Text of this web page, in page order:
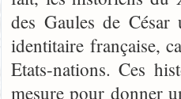
des Gaules de
identitaire française,
Etats-nations. Ces
mesure pour donner